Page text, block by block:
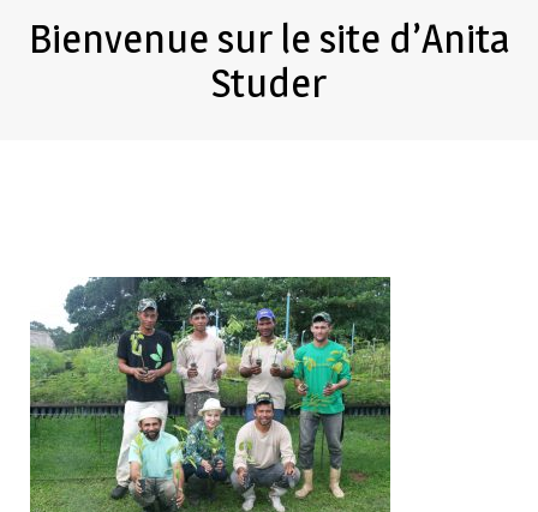
Bienvenue sur le site d’Anita
Studer